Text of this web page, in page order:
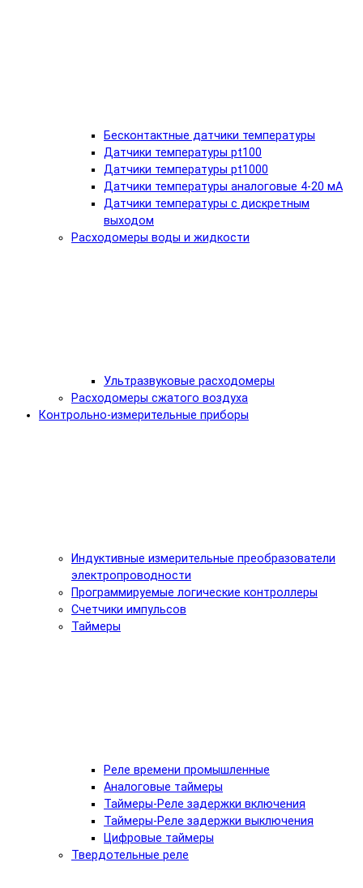
Бесконтактные датчики температуры
Датчики температуры pt100
Датчики температуры pt1000
Датчики температуры аналоговые 4-20 мА
Датчики температуры с дискретным
выходом
Расходомеры воды и жидкости
Ультразвуковые расходомеры
Расходомеры сжатого воздуха
Контрольно-измерительные приборы
Индуктивные измерительные преобразователи
электропроводности
Программируемые логические контроллеры
Счетчики импульсов
Таймеры
Реле времени промышленные
Аналоговые таймеры
Таймеры-Реле задержки включения
Таймеры-Реле задержки выключения
Цифровые таймеры
Твердотельные реле